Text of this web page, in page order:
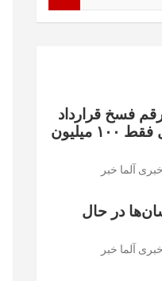
فسخ قرارداد
رضائیان با استقلال فقط ۱۰۰ میلیون
آلما خبر
در حال
آلما خبر